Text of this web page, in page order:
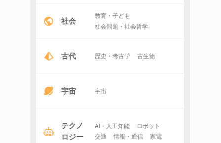
社会
教育・子ども
社会問題・社会哲学
古代 歴史・考古学 古生物
宇宙 宇宙
テクノ
ロジー
AI・人工知能
ロボット
交通
情報・通信 家電